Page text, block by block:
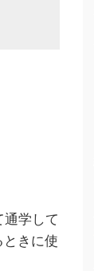
学して
きに使